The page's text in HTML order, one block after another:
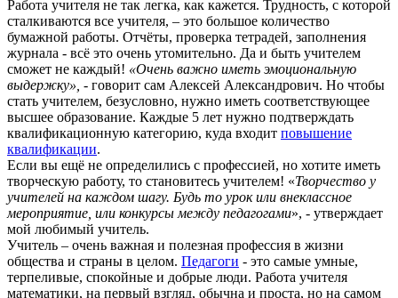
Работа учителя не так легка, как кажется. Трудность, с которой
сталкиваются все учителя, – это большое количество
бумажной работы. Отчёты, проверка тетрадей, заполнения
журнала - всё это очень утомительно. Да и быть учителем
сможет не каждый! «Очень важно иметь эмоциональную
выдержку», - говорит сам Алексей Александрович. Но чтобы
стать учителем, безусловно, нужно иметь соответствующее
высшее образование. Каждые 5 лет нужно подтверждать
квалификационную категорию, куда входит повышение
квалификации.
Если вы ещё не определились с профессией, но хотите иметь
творческую работу, то становитесь учителем! «Творчество у
учителей на каждом шагу. Будь то урок или внеклассное
мероприятие, или конкурсы между педагогами», - утверждает
мой любимый учитель.
Учитель – очень важная и полезная профессия в жизни
общества и страны в целом. Педагоги - это самые умные,
терпеливые, спокойные и добрые люди. Работа учителя
математики, на первый взгляд, обычна и проста, но на самом